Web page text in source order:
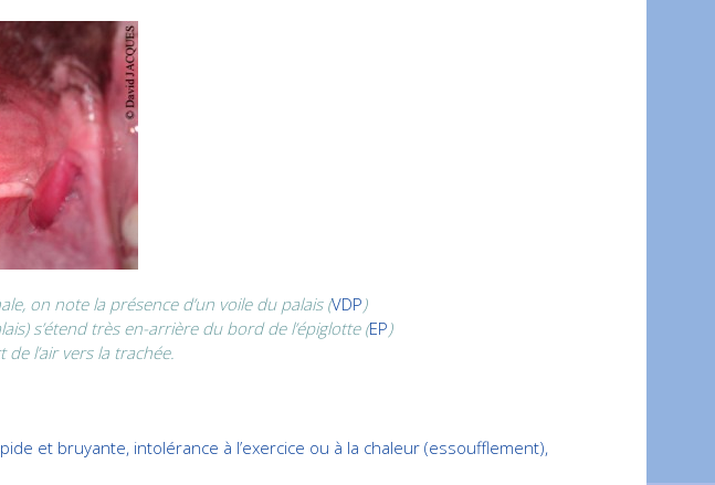
on note la présence d’un voile du palais (VDP)
s’étend très en-arrière du bord de l’épiglotte (EP)
l’air vers la trachée.
et bruyante, intolérance à l’exercice ou à la chaleur (essoufflement),